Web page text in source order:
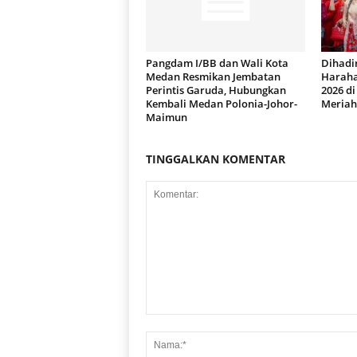
Pangdam I/BB dan Wali Kota
Medan Resmikan Jembatan
Perintis Garuda, Hubungkan
Kembali Medan Polonia-Johor-
Maimun
2026
Meriah
TINGGALKAN KOMENTAR